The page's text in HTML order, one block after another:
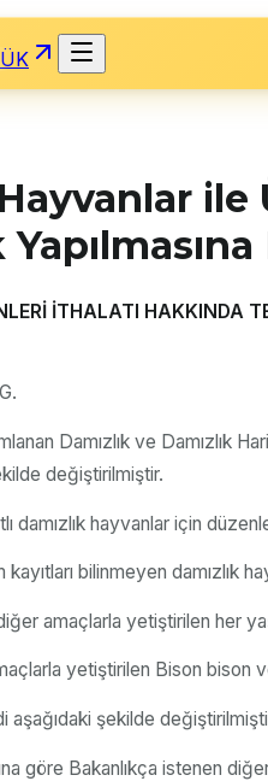
Hayvanlar
İTHALATI HAKKINDA
Damızlık ve Damızlık
değiştirilmiştir.
damızlık hayvanlar için
bilinmeyen damızlık
amaçlarla yetiştirilen her
yetiştirilen Bison bison
aşağıdaki şekilde
göre Bakanlıkça istenen